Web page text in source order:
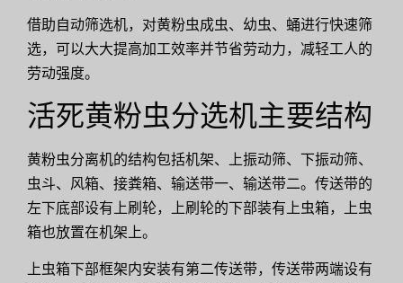
借助自动筛选机，对黄粉虫成虫、幼虫、蛹进行快速筛
选，可以大大提高加工效率并节省劳动力，减轻工人的
劳动强度。
活死黄粉虫分选机主要结构
黄粉虫分离机的结构包括机架、上振动筛、下振动筛、
虫斗、风箱、接粪箱、输送带一、输送带二。传送带的
左下底部设有上刷轮，上刷轮的下部装有上虫箱，上虫
箱也放置在机架上。
上虫箱下部框架内安装有第二传送带，传送带两端设有